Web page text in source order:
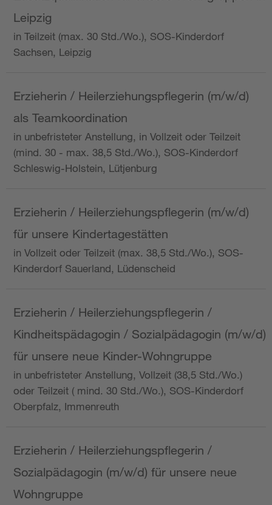
Leipzig
in Teilzeit (max. 30 Std./Wo.), SOS-Kinderdorf
Sachsen, Leipzig
Erzieherin / Heilerziehungspflegerin (m/w/d)
als Teamkoordination
in unbefristeter Anstellung, in Vollzeit oder Teilzeit
(mind. 30 - max. 38,5 Std./Wo.), SOS-Kinderdorf
Schleswig-Holstein, Lütjenburg
Erzieherin / Heilerziehungspflegerin (m/w/d)
für unsere Kindertagestätten
in Vollzeit oder Teilzeit (max. 38,5 Std./Wo.), SOS-
Kinderdorf Sauerland, Lüdenscheid
Erzieherin / Heilerziehungspflegerin /
Kindheitspädagogin / Sozialpädagogin (m/w/d)
für unsere neue Kinder-Wohngruppe
in unbefristeter Anstellung, Vollzeit (38,5 Std./Wo.)
oder Teilzeit ( mind. 30 Std./Wo.), SOS-Kinderdorf
Oberpfalz, Immenreuth
Erzieherin / Heilerziehungspflegerin /
Sozialpädagogin (m/w/d) für unsere neue
Wohngruppe